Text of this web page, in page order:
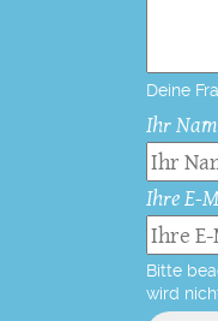
Deine
Ihr
Ihre E-
Bitte
wird